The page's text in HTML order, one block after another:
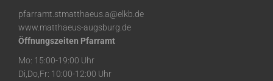
pfarramt.stmatthaeus.a@elkb.de
www.matthaeus-augsburg.de
Öffnungszeiten Pfarramt
Mo: 15:00-19:00 Uhr
Di,Do,Fr: 10:00-12:00 Uhr